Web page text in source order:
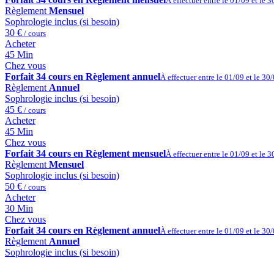
Règlement Mensuel
Sophrologie inclus (si besoin)
30 € / cours
Acheter
45 Min
Chez vous
Forfait 34 cours en Règlement annuelÀ effectuer entre le 01/09 et le 30/
Règlement Annuel
Sophrologie inclus (si besoin)
45 € / cours
Acheter
45 Min
Chez vous
Forfait 34 cours en Règlement mensuelÀ effectuer entre le 01/09 et le
Règlement Mensuel
Sophrologie inclus (si besoin)
50 € / cours
Acheter
30 Min
Chez vous
Forfait 34 cours en Règlement annuelÀ effectuer entre le 01/09 et le 30/
Règlement Annuel
Sophrologie inclus (si besoin)